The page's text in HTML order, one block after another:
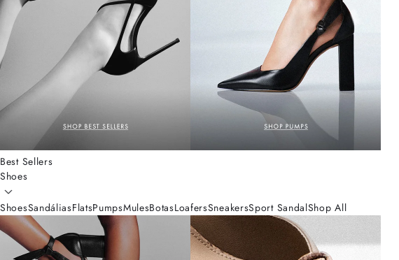
Best Sellers
Shoes
ShoesSandáliasFlatsPumpsMulesBotasLoafersSneakersSport SandalShop All